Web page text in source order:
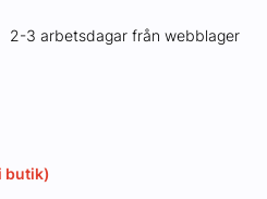
2-3 arbetsdagar från webblager
butik)